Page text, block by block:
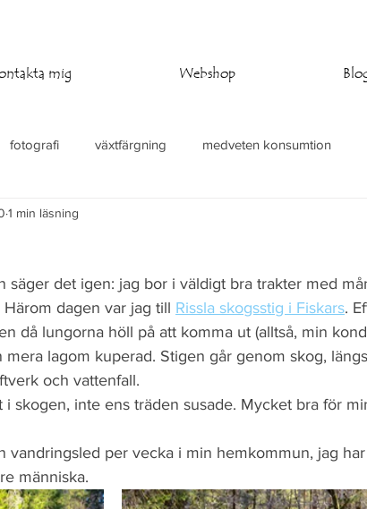
mig Webshop
fotografi växtfärgning medveten konsumtion
virkning
1 min läsning
säger det igen: jag bor i väldigt bra trakter med
dagen var jag till Rissla skogsstig i Fiskars.
då lungorna höll på att komma ut (alltså, min
mera lagom kuperad. Stigen går genom skog,
och vattenfall.
skogen, inte ens träden susade. Mycket bra för
vandringsled per vecka i min hemkommun, jag
människa.